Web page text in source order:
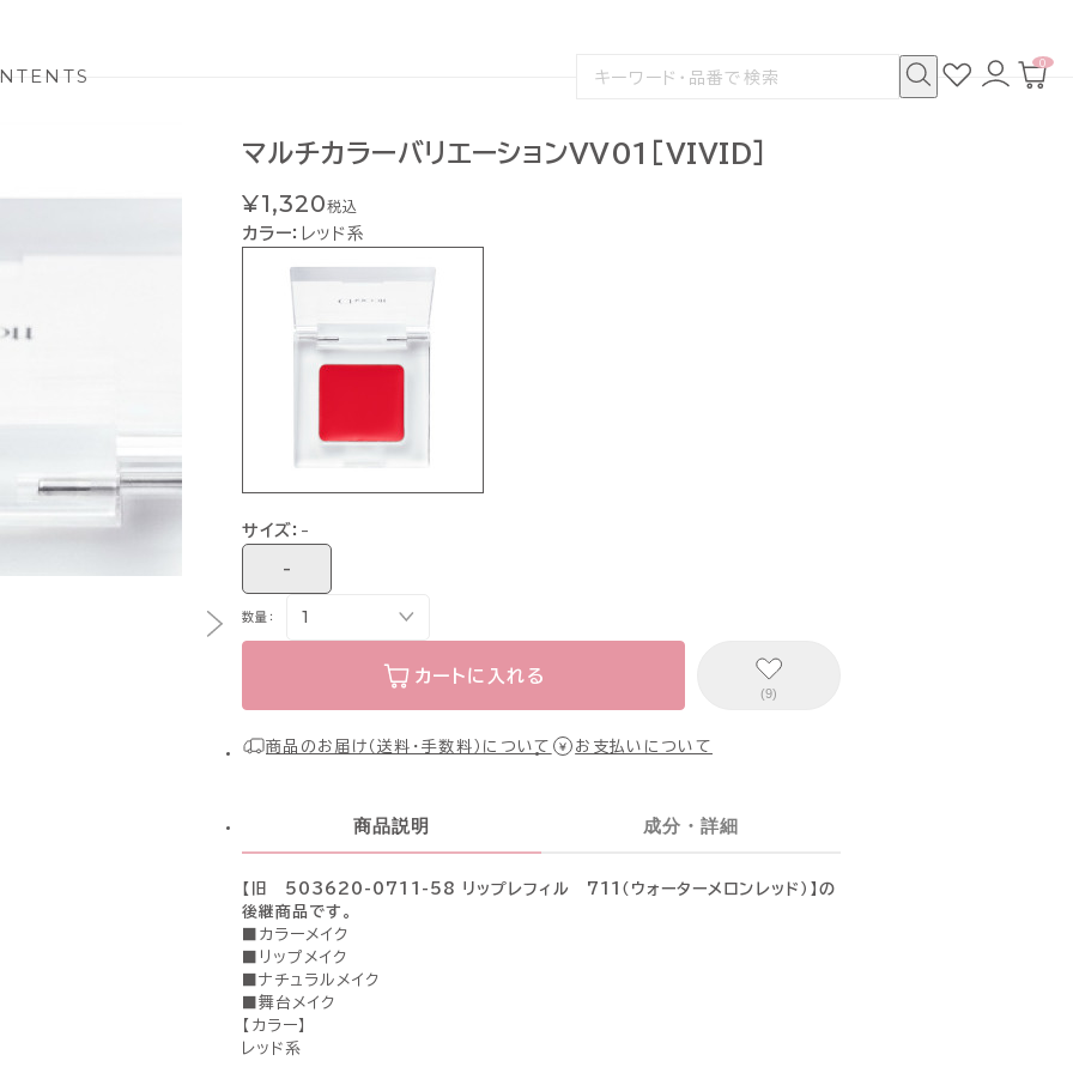
検
お
気
ロ
グ
カ
0
マルチカラーバリエーションVV01[VIVID]
¥1,320税込
カラー： レッド系
サイズ： -
-
数量：
カートに入れる
(9)
商品のお届け（送料・手数料）について お支払いについて
商品説明 成分・詳細
【旧 503620-0711-58 リップレフィル 711（ウォーターメロンレッド）】の
後継商品です。
■カラーメイク
■リップメイク
■ナチュラルメイク
■舞台メイク
【カラー】
レッド系